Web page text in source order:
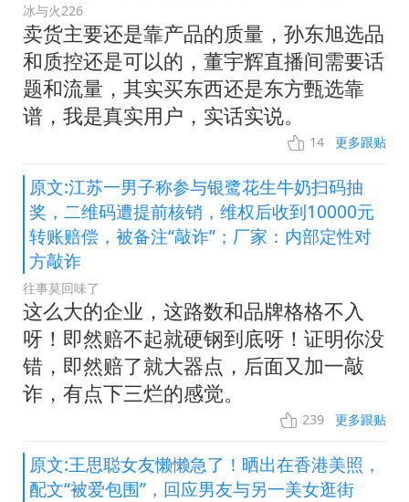
冰与火226
卖货主要还是靠产品的质量，孙东旭选品
和质控还是可以的，董宇辉直播间需要话
题和流量，其实买东西还是东方甄选靠
谱，我是真实用户，实话实说。
14 更多跟贴
原文:江苏一男子称参与银鹭花生牛奶扫码抽
奖，二维码遭提前核销，维权后收到10000元
转账赔偿，被备注“敲诈”；厂家：内部定性对
方敲诈
往事莫回味了
这么大的企业，这路数和品牌格格不入
呀！即然赔不起就硬钢到底呀！证明你没
错，即然赔了就大器点，后面又加一敲
诈，有点下三烂的感觉。
239 更多跟贴
原文:王思聪女友懒懒急了！晒出在香港美照，
配文“被爱包围”，回应男友与另一美女逛街